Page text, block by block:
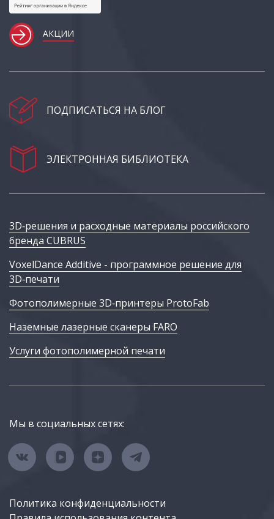
АКЦИИ
ПОДПИСАТЬСЯ НА БЛОГ
ЭЛЕКТРОННАЯ БИБЛИОТЕКА
3D‑решения и расходные материалы российского
бренда CUBRUS
VoxelDance Additive - программное решение для
3D‑печати
Фотополимерные 3D‑принтеры ProtoFab
Наземные лазерные сканеры FARO
Услуги фотополимерной печати
Мы в социальных сетях:
Политика конфиденциальности